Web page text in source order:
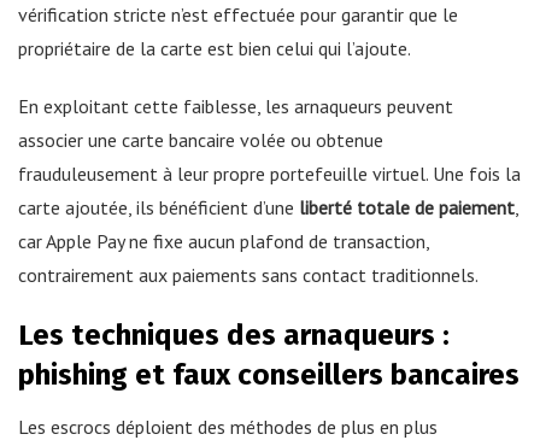
vérification stricte n’est effectuée pour garantir que le
propriétaire de la carte est bien celui qui l’ajoute.
En exploitant cette faiblesse, les arnaqueurs peuvent
associer une carte bancaire volée ou obtenue
frauduleusement à leur propre portefeuille virtuel. Une fois la
carte ajoutée, ils bénéficient d’une liberté totale de paiement
car Apple Pay ne fixe aucun plafond de transaction,
contrairement aux paiements sans contact traditionnels.
Les techniques des arnaqueurs :
phishing et faux conseillers bancaires
Les escrocs déploient des méthodes de plus en plus